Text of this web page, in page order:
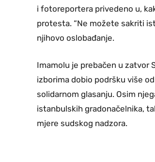
i fotoreportera privedeno u,
protesta. “Ne možete sakriti
njihovo oslobađanje.
Imamolu je prebačen u zatvor
izborima dobio podršku više
solidarnom glasanju. Osim
istanbulskih gradonačelnika,
mjere sudskog nadzora.